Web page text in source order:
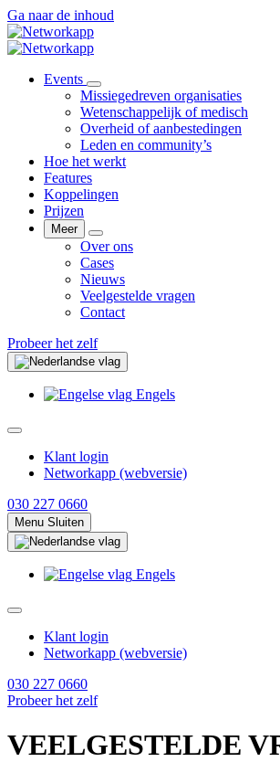
Ga naar de inhoud
Events
Missiegedreven organisaties
Wetenschappelijk of medisch
Overheid of aanbestedingen
Leden en community’s
Hoe het werkt
Features
Koppelingen
Prijzen
Meer
Over ons
Cases
Nieuws
Veelgestelde vragen
Contact
Probeer het zelf
Engels
Klant login
Networkapp (webversie)
030 227 0660
Menu Sluiten
Engels
Klant login
Networkapp (webversie)
030 227 0660
Probeer het zelf
VEELGESTELDE